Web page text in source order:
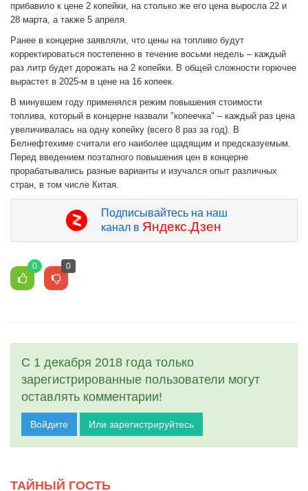
прибавило к цене 2 копейки, на столько же его цена выросла 22 и
28 марта, а также 5 апреля.
Ранее в концерне заявляли, что цены на топливо будут
корректироваться постепенно в течение восьми недель – каждый
раз литр будет дорожать на 2 копейки. В общей сложности горючее
вырастет в 2025-м в цене на 16 копеек.
В минувшем году применялся режим повышения стоимости
топлива, который в концерне назвали "копеечка" – каждый раз цена
увеличивалась на одну копейку (всего 8 раз за год). В
Белнефтехиме считали его наиболее щадящим и предсказуемым.
Перед введением поэтапного повышения цен в концерне
прорабатывались разные варианты и изучался опыт различных
стран, в том числе Китая.
Подписывайтесь на наш
канал в Яндекс.Дзен
0 0
С 1 декабря 2018 года только
зарегистрированные пользователи могут
оставлять комментарии!
Войдите Или зарегистрируйтесь
ТАЙНЫЙ ГОСТЬ